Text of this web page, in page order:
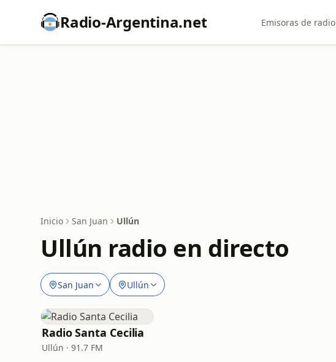
Radio-Argentina.net Emisoras de radio
Inicio San Juan Ullún
Ullún radio en directo
San Juan Ullún
Radio Santa Cecilia
Ullún · 91.7 FM